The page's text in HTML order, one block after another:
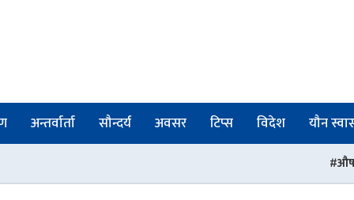
अन्तर्वार्ता सौन्दर्य अवसर टिप्स विदेश यौन
औषधी व्यवस्था विभागका